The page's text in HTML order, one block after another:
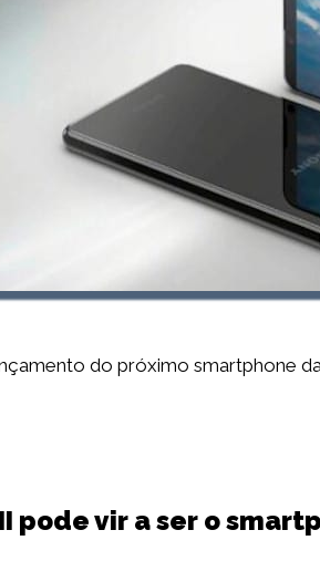
do próximo smartphone
pode vir a ser o